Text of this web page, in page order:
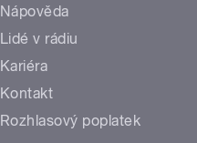
Nápověda
Lidé v rádiu
Kariéra
Kontakt
Rozhlasový poplatek